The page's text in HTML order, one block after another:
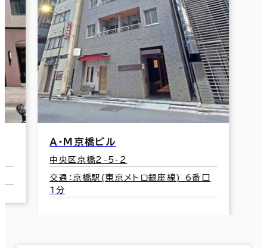
Ａ・Ｍ京橋ビル
中央区京橋2-5-2
交通：京橋駅(東京メトロ銀座線) 6番口
1分